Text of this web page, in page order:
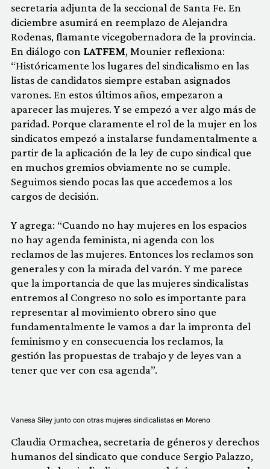
secretaria adjunta de la seccional de Santa Fe. En
diciembre asumirá en reemplazo de Alejandra
Rodenas, flamante vicegobernadora de la provincia.
En diálogo con LATFEM, Mounier reflexiona:
“Históricamente los lugares del sindicalismo en las
listas de candidatos siempre estaban asignados
varones. En estos últimos años, empezaron a
aparecer las mujeres. Y se empezó a ver algo más de
paridad. Porque claramente el rol de la mujer en los
sindicatos empezó a instalarse fundamentalmente a
partir de la aplicación de la ley de cupo sindical que
en muchos gremios obviamente no se cumple.
Seguimos siendo pocas las que accedemos a los
cargos de decisión.
Y agrega: “Cuando no hay mujeres en los espacios
no hay agenda feminista, ni agenda con los
reclamos de las mujeres. Entonces los reclamos son
generales y con la mirada del varón. Y me parece
que la importancia de que las mujeres sindicalistas
entremos al Congreso no solo es importante para
representar al movimiento obrero sino que
fundamentalmente le vamos a dar la impronta del
feminismo y en consecuencia los reclamos, la
gestión las propuestas de trabajo y de leyes van a
tener que ver con esa agenda”.
Vanesa Siley junto con otras mujeres sindicalistas en Moreno
Claudia Ormachea, secretaria de géneros y derechos
humanos del sindicato que conduce Sergio Palazzo,